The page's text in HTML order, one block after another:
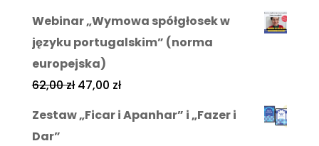
Webinar „Wymowa spółgłosek w
języku portugalskim” (norma
europejska)
62,00zł 47,00 zł
Zestaw „Ficar i Apanhar” i „Fazer i
Dar”